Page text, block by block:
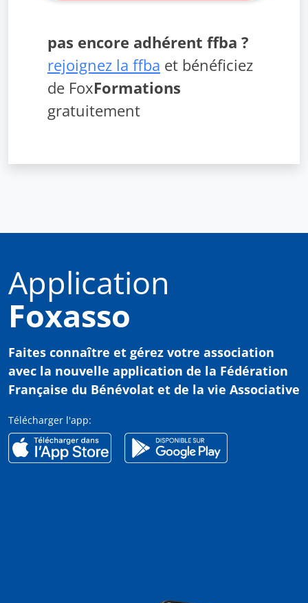
pas encore adhérent ffba ?
rejoignez la ffba et bénéficiez
de FoxFormations
gratuitement
Application
Foxasso
Faites connaître et gérez votre association
avec la nouvelle application de la Fédération
Française du Bénévolat et de la vie Associative
Télécharger l'app: